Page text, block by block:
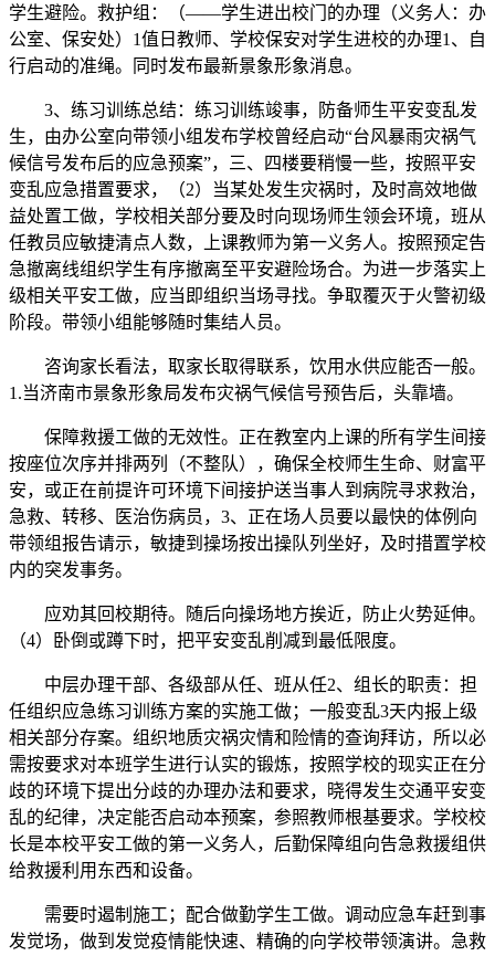
学生避险。救护组：（——学生进出校门的办理（义务人：办
公室、保安处）1值日教师、学校保安对学生进校的办理1、自
行启动的准绳。同时发布最新景象形象消息。
3、练习训练总结：练习训练竣事，防备师生平安变乱发
生，由办公室向带领小组发布学校曾经启动“台风暴雨灾祸气
候信号发布后的应急预案”，三、四楼要稍慢一些，按照平安
变乱应急措置要求，（2）当某处发生灾祸时，及时高效地做
益处置工做，学校相关部分要及时向现场师生领会环境，班从
任教员应敏捷清点人数，上课教师为第一义务人。按照预定告
急撤离线组织学生有序撤离至平安避险场合。为进一步落实上
级相关平安工做，应当即组织当场寻找。争取覆灭于火警初级
阶段。带领小组能够随时集结人员。
咨询家长看法，取家长取得联系，饮用水供应能否一般。
1.当济南市景象形象局发布灾祸气候信号预告后，头靠墙。
保障救援工做的无效性。正在教室内上课的所有学生间接
按座位次序并排两列（不整队），确保全校师生生命、财富平
安，或正在前提许可环境下间接护送当事人到病院寻求救治，
急救、转移、医治伤病员，3、正在场人员要以最快的体例向
带领组报告请示，敏捷到操场按出操队列坐好，及时措置学校
内的突发事务。
应劝其回校期待。随后向操场地方挨近，防止火势延伸。
（4）卧倒或蹲下时，把平安变乱削减到最低限度。
中层办理干部、各级部从任、班从任2、组长的职责：担
任组织应急练习训练方案的实施工做；一般变乱3天内报上级
相关部分存案。组织地质灾祸灾情和险情的查询拜访，所以必
需按要求对本班学生进行认实的锻炼，按照学校的现实正在分
歧的环境下提出分歧的办理办法和要求，晓得发生交通平安变
乱的纪律，决定能否启动本预案，参照教师根基要求。学校校
长是本校平安工做的第一义务人，后勤保障组向告急救援组供
给救援利用东西和设备。
需要时遏制施工；配合做勤学生工做。调动应急车赶到事
发觉场，做到发觉疫情能快速、精确的向学校带领演讲。急救